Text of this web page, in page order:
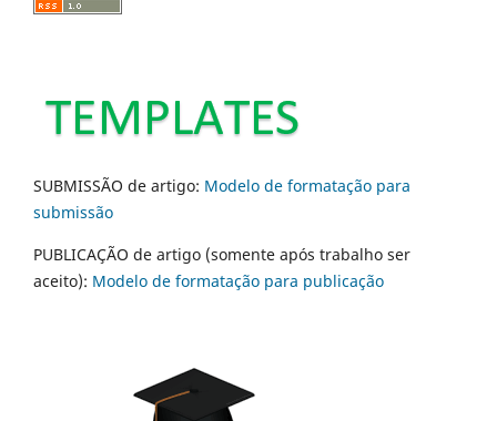
SUBMISSÃO de artigo: Modelo de formatação para
submissão
PUBLICAÇÃO de artigo (somente após trabalho ser
aceito): Modelo de formatação para publicação